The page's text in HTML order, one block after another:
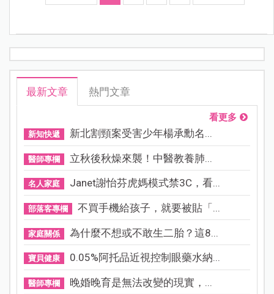
最新文章 熱門文章
看更多
新知快遞 新北割頸案受害少年楊承勳名...
醫師專欄 立秋後秋燥來襲！中醫教養肺...
名人家庭 Janet謝怡芬虎媽模式禁3C，看...
部落客專欄 不買手機給孩子，就要被貼「...
家庭關係 為什麼不想或不敢生二胎？這8...
寶貝健康 0.05%阿托品近視控制眼藥水納...
醫師專欄 晚婚晚育是無法改變的現實，...